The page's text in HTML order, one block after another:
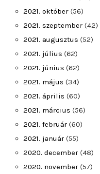
2021. október (56)
2021. szeptember (42)
2021. augusztus (52)
2021. július (62)
2021. június (62)
2021. május (34)
2021. április (60)
2021. március (56)
2021. február (60)
2021. január (55)
2020. december (48)
2020. november (57)